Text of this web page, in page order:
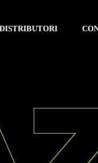
DISTRIBUTORI